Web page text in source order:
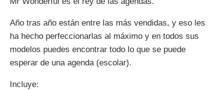
Año tras año están entre las más vendidas, y eso les
ha hecho perfeccionarlas al máximo y en todos sus
modelos puedes encontrar todo lo que se puede
esperar de una agenda (escolar).
Incluye: